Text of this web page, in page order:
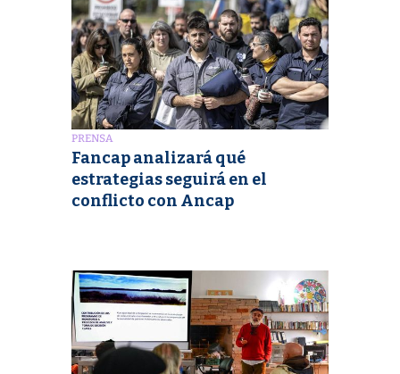
PRENSA
Fancap analizará qué
estrategias seguirá en el
conflicto con Ancap